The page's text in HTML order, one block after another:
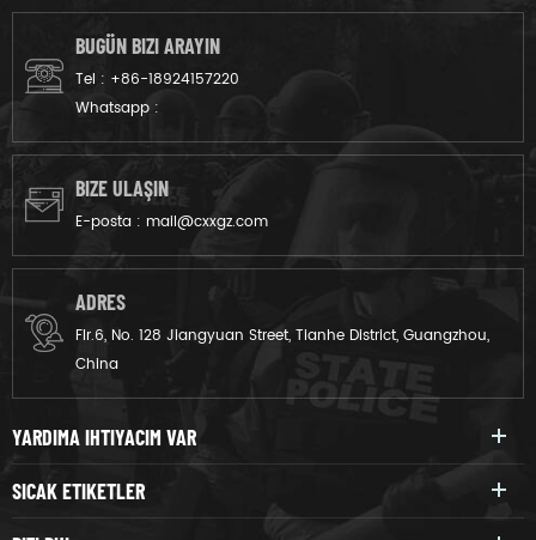
BUGÜN BIZI ARAYIN
Tel : +86-18924157220
Whatsapp :
BIZE ULAŞIN
E-posta : mail@cxxgz.com
ADRES
Flr.6, No. 128 Jiangyuan Street, Tianhe District, Guangzhou,
China
YARDIMA IHTIYACIM VAR
SICAK ETIKETLER